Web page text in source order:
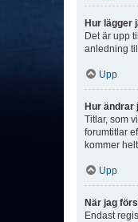
Hur lägger
Det är upp
anledning
Upp
Hur ändrar
Titlar, som
forumtitlar
kommer
Upp
När jag
Endast